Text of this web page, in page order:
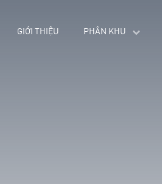
GIỚI THIỆU PHÂN KHU